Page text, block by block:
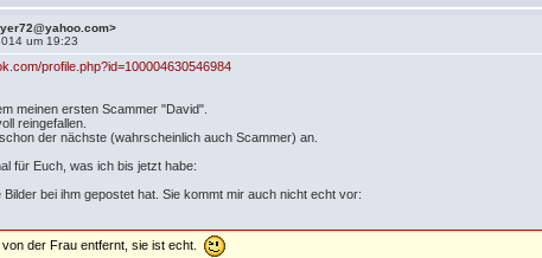
um 19:23
profile.php?id=100004630546984
meinen ersten Scammer "David".
reingefallen.
der nächste (wahrscheinlich auch Scammer) an.
für Euch, was ich bis jetzt habe:
Bilder bei ihm gepostet hat. Sie kommt mir auch nicht echt vor:
von der Frau entfernt, sie ist echt.